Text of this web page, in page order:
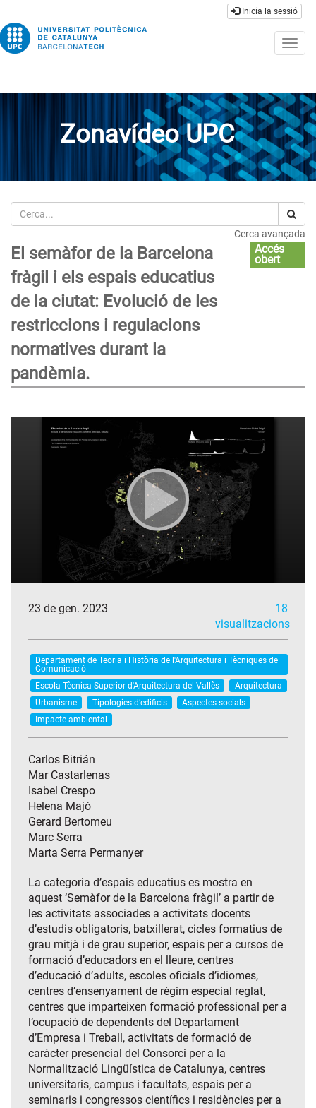
Inicia la sessió
Zonavídeo UPC
Cerca
Cerca avançada
El semàfor de la Barcelona
fràgil i els espais educatius
de la ciutat: Evolució de les
restriccions i regulacions
normatives durant la
pandèmia.
Accés
obert
23 de gen. 2023
18
visualitzacions
Departament de Teoria i Història de l'Arquitectura i Tècniques de
Comunicació
Escola Tècnica Superior d'Arquitectura del Vallès
Arquitectura
Urbanisme
Tipologies d’edificis
Aspectes socials
Impacte ambiental
Carlos Bitrián
Mar Castarlenas
Isabel Crespo
Helena Majó
Gerard Bertomeu
Marc Serra
Marta Serra Permanyer
La categoria d’espais educatius es mostra en
aquest ‘Semàfor de la Barcelona fràgil’ a partir de
les activitats associades a activitats docents
d’estudis obligatoris, batxillerat, cicles formatius de
grau mitjà i de grau superior, espais per a cursos de
formació d’educadors en el lleure, centres
d’educació d’adults, escoles oficials d’idiomes,
centres d’ensenyament de règim especial reglat,
centres que imparteixen formació professional per a
l’ocupació de dependents del Departament
d’Empresa i Treball, activitats de formació de
caràcter presencial del Consorci per a la
Normalització Lingüística de Catalunya, centres
universitaris, campus i facultats, espais per a
seminaris i congressos científics i residències per a